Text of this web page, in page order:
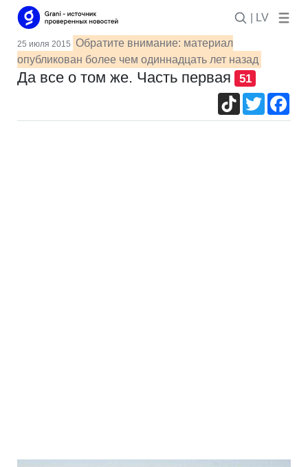
| LV
25 июля 2015 Обратите внимание: материал
опубликован более чем одиннадцать лет назад
Да все о том же. Часть первая 51
TikTokTwitter